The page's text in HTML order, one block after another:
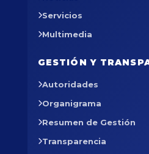
Servicios
Multimedia
GESTIÓN Y
Autoridades
Organigrama
Resumen de Gestión
Transparencia